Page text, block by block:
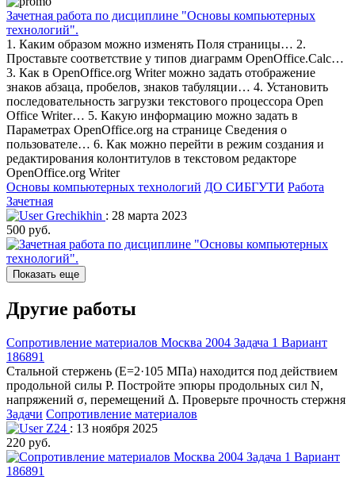
Зачетная работа по дисциплине "Основы компьютерных
технологий".
1. Каким образом можно изменять Поля страницы… 2.
Проставьте соответствие у типов диаграмм OpenOffice.Calc…
3. Как в OpenOffice.org Writer можно задать отображение
знаков абзаца, пробелов, знаков табуляции… 4. Установить
последовательность загрузки текстового процессора Open
Office Writer… 5. Какую информацию можно задать в
Параметрах OpenOffice.org на странице Сведения о
пользователе… 6. Как можно перейти в режим создания и
редактирования колонтитулов в текстовом редакторе
OpenOffice.org Writer
Основы компьютерных технологий ДО СИБГУТИ Работа
Зачетная
Grechikhin : 28 марта 2023
500 руб.
Показать еще
Другие работы
Сопротивление материалов Москва 2004 Задача 1 Вариант
186891
Стальной стержень (Е=2·105 МПа) находится под действием
продольной силы Р. Постройте эпюры продольных сил N,
напряжений σ, перемещений Δ. Проверьте прочность стержня
Задачи Сопротивление материалов
Z24 : 13 ноября 2025
220 руб.